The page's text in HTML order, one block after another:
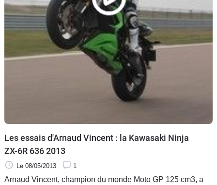
Les essais d'Arnaud Vincent : la Kawasaki Ninja
ZX-6R 636 2013
Le 08/05/2013 1
Arnaud Vincent, champion du monde Moto GP 125 cm3, a